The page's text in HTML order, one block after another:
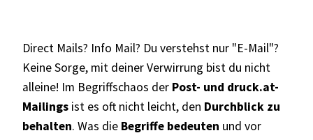
Direct Mails? Info Mail? Du verstehst nur "E-Mail"?
Keine Sorge, mit deiner Verwirrung bist du nicht
alleine! Im Begriffschaos der Post- und druck.at-
Mailings ist es oft nicht leicht, den Durchblick zu
behalten. Was die Begriffe bedeuten und vor